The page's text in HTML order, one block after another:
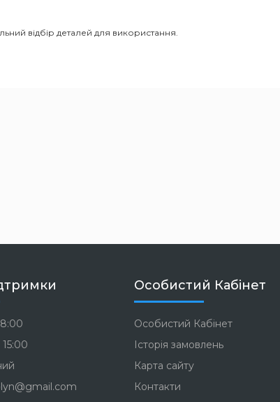
відбір деталей для використання.
Особистий Кабінет
Особистий Кабінет
Історія замовлень
Карта сайту
Контакти